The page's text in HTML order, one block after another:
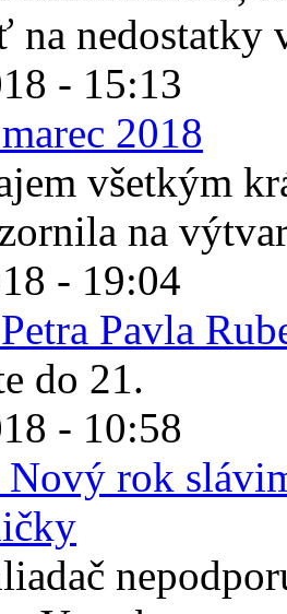
na
- 15:13
2018
všetkým
na
- 19:04
Pavla
do 21.
- 10:58
Nový rok